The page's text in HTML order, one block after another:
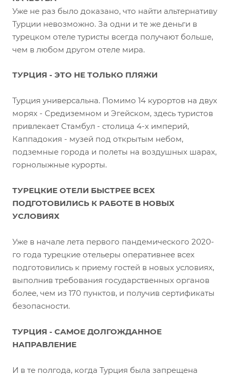
Уже не раз было доказано, что найти альтернативу
Турции невозможно. За одни и те же деньги в
турецком отеле туристы всегда получают больше,
чем в любом другом отеле мира.
ТУРЦИЯ - ЭТО НЕ ТОЛЬКО ПЛЯЖИ
Турция универсальна. Помимо 14 курортов на двух
морях - Средиземном и Эгейском, здесь туристов
привлекает Стамбул - столица 4-х империй,
Каппадокия - музей под открытым небом,
подземные города и полеты на воздушных шарах,
горнолыжные курорты.
ТУРЕЦКИЕ ОТЕЛИ БЫСТРЕЕ ВСЕХ
ПОДГОТОВИЛИСЬ К РАБОТЕ В НОВЫХ
УСЛОВИЯХ
Уже в начале лета первого пандемического 2020-
го года турецкие отельеры оперативнее всех
подготовились к приему гостей в новых условиях,
выполнив требования государственных органов
более, чем из 170 пунктов, и получив сертификаты
безопасности.
ТУРЦИЯ - САМОЕ ДОЛГОЖДАННОЕ
НАПРАВЛЕНИЕ
И в те полгода, когда Турция была запрещена